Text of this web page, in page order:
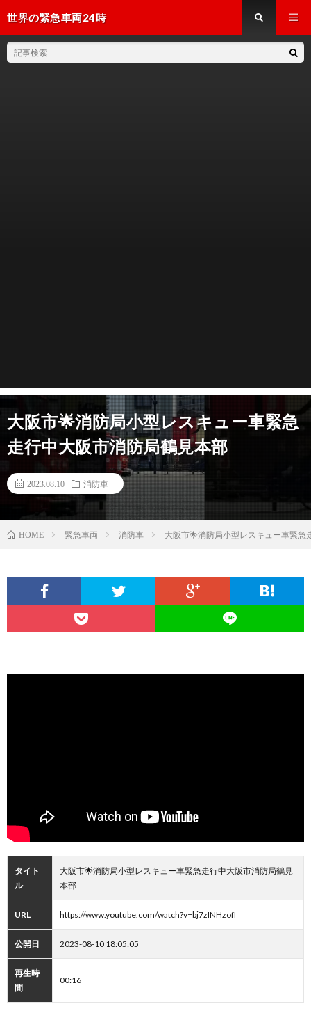
世界の緊急車両24時
大阪市🌟消防局小型レスキュー車緊急
走行中大阪市消防局鶴見本部
2023.08.10 消防車
HOME 緊急車両 消防車 大阪市🌟消防局小型レスキュー車緊急
タイト
ル
大阪市🌟消防局小型レスキュー車緊急走行中大阪市消防局鶴見
本部
URL https://www.youtube.com/watch?v=bj7zINHzofI
公開日 2023-08-10 18:05:05
再生時
間
00:16